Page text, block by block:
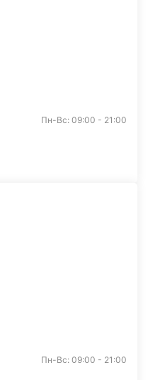
Пн-Вс: 09:00 - 21:00
Пн-Вс: 09:00 - 21:00